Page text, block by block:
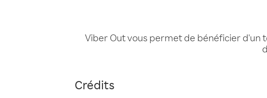
Viber Out vous permet de bénéficier d'un
Crédits